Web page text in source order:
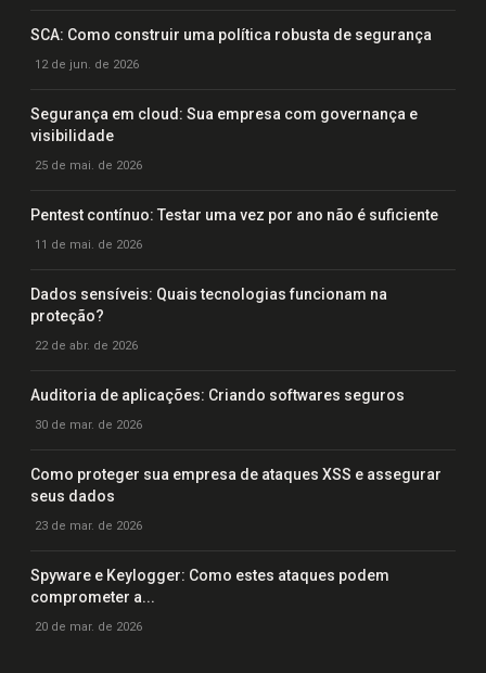
SCA: Como construir uma política robusta de segurança
12 de jun. de 2026
Segurança em cloud: Sua empresa com governança e
visibilidade
25 de mai. de 2026
Pentest contínuo: Testar uma vez por ano não é suficiente
11 de mai. de 2026
Dados sensíveis: Quais tecnologias funcionam na
proteção?
22 de abr. de 2026
Auditoria de aplicações: Criando softwares seguros
30 de mar. de 2026
Como proteger sua empresa de ataques XSS e assegurar
seus dados
23 de mar. de 2026
Spyware e Keylogger: Como estes ataques podem
comprometer a...
20 de mar. de 2026